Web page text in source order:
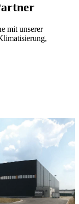
mit unserer